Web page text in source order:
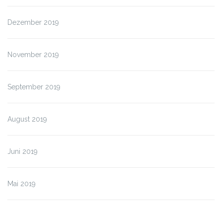
Dezember 2019
November 2019
September 2019
August 2019
Juni 2019
Mai 2019